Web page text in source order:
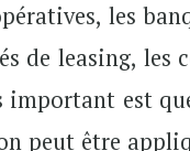
les
de leasing, les
important est
peut être